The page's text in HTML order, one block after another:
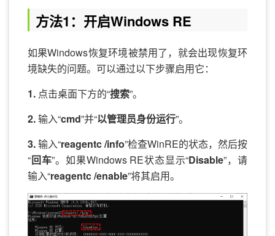
方法1：开启Windows RE
如果Windows恢复环境被禁用了，就会出现恢复环
境缺失的问题。可以通过以下步骤启用它：
1. 点击桌面下方的“搜索”。
2.输入“cmd”并“以管理员身份运行”。
3.输入“reagentc /info”检查WinRE的状态，然后按
“回车”。如果Windows RE状态显示“Disable”，请
输入“reagentc /enable”将其启用。